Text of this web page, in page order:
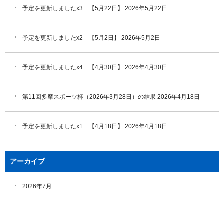
予定を更新しましたx3 【5月22日】 2026年5月22日
予定を更新しましたx2 【5月2日】 2026年5月2日
予定を更新しましたx4 【4月30日】 2026年4月30日
第11回多摩スポーツ杯（2026年3月28日）の結果 2026年4月18日
予定を更新しましたx1 【4月18日】 2026年4月18日
アーカイブ
2026年7月